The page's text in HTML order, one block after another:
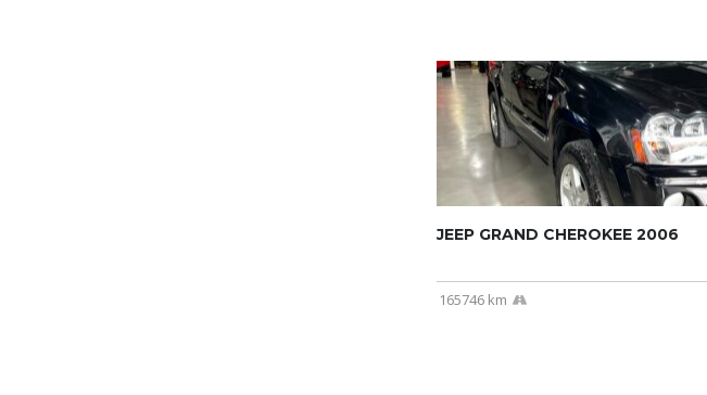
JEEP GRAND CHEROKEE 2006
165746 km